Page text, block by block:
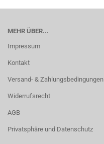
MEHR ÜBER...
Impressum
Kontakt
Versand- & Zahlungsbedingungen
Widerrufsrecht
AGB
Privatsphäre und Datenschutz